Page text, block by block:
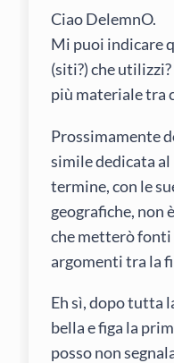
Ciao DelemnO.
Mi puoi indicare
(siti?) che
più materiale tra
Prossimamente
simile dedicata al
termine, con le
geografiche, non
che metterò
argomenti tra la
Eh sì, dopo tutta
bella e figa la
posso non